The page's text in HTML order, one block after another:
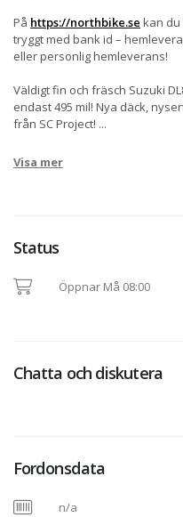
På https://northbike.se kan du
tryggt med bank id –
eller personlig hemleverans!
Väldigt fin och fräsch Suzuki
endast 495 mil! Nya däck,
från SC Project! ...
Visa mer
Status
Öppnar Må 08:00
Chatta och diskutera
Fordonsdata
n/a